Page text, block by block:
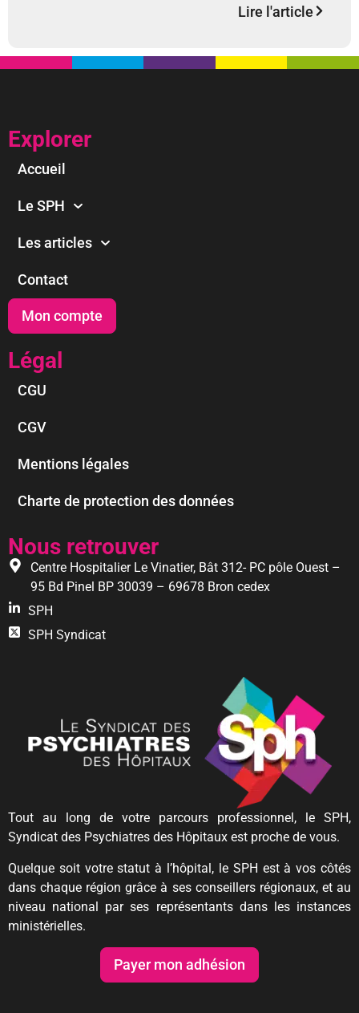
Lire l'article
Explorer
Accueil
Le SPH
Les articles
Contact
Mon compte
Légal
CGU
CGV
Mentions légales
Charte de protection des données
Nous retrouver
Centre Hospitalier Le Vinatier, Bât 312- PC pôle Ouest –
95 Bd Pinel BP 30039 – 69678 Bron cedex
SPH
SPH Syndicat
Tout au long de votre parcours professionnel, le SPH,
Syndicat des Psychiatres des Hôpitaux est proche de vous.
Quelque soit votre statut à l’hôpital, le SPH est à vos côtés
dans chaque région grâce à ses conseillers régionaux, et au
niveau national par ses représentants dans les instances
ministérielles.
Payer mon adhésion